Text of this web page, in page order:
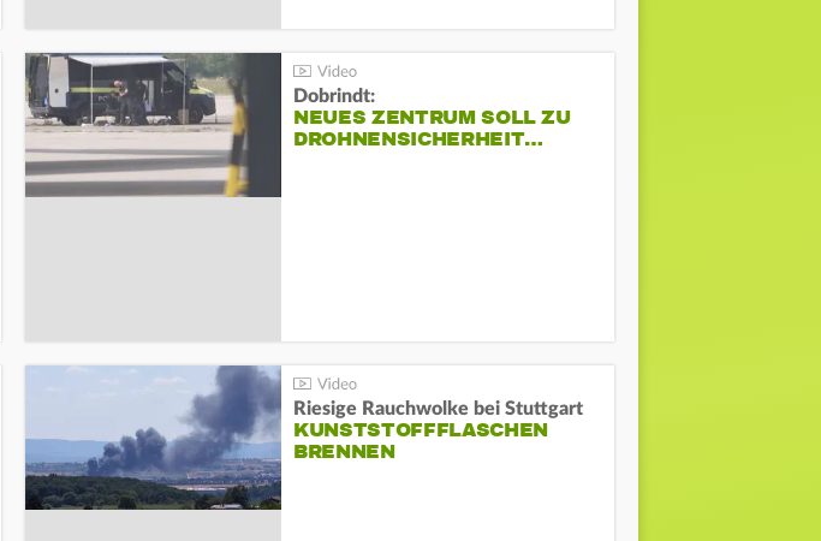
Dobrindt:
NEUES ZENTRUM SOLL ZU
DROHNENSICHERHEIT…
Riesige Rauchwolke bei Stuttgart
KUNSTSTOFFFLASCHEN
BRENNEN